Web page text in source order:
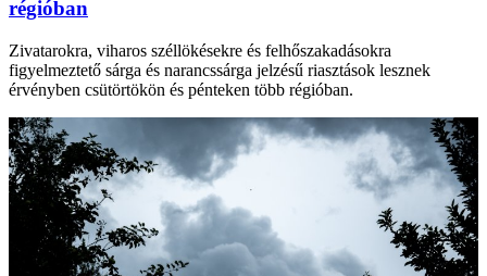
régióban
Zivatarokra, viharos széllökésekre és felhőszakadásokra
figyelmeztető sárga és narancssárga jelzésű riasztások lesznek
érvényben csütörtökön és pénteken több régióban.